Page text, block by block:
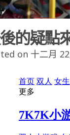
的疑點
on 十二月